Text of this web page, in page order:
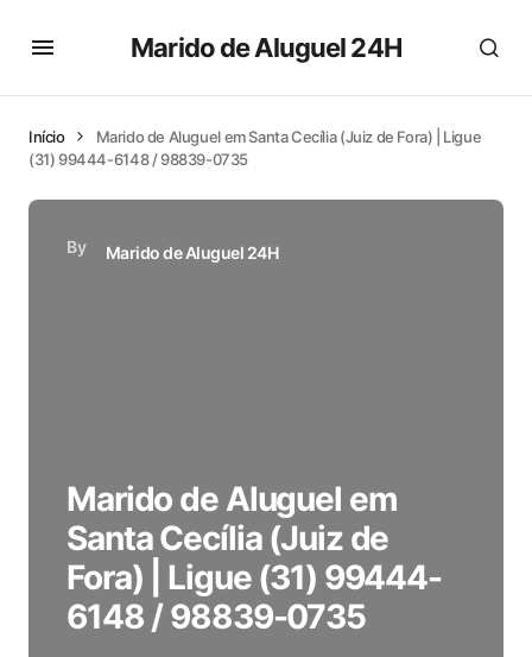
Marido de Aluguel 24H
Início
Marido de Aluguel em Santa Cecília (Juiz de Fora) | Ligue
(31) 99444-6148 / 98839-0735
By Marido de Aluguel 24H
Marido de Aluguel em
Santa Cecília (Juiz de
Fora) | Ligue (31) 99444-
6148 / 98839-0735